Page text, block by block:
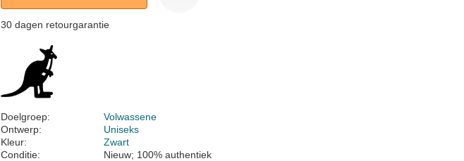
30 dagen retourgarantie
Doelgroep:
Volwassene
Ontwerp:
Uniseks
Kleur:
Zwart
Conditie:
Nieuw; 100% authentiek